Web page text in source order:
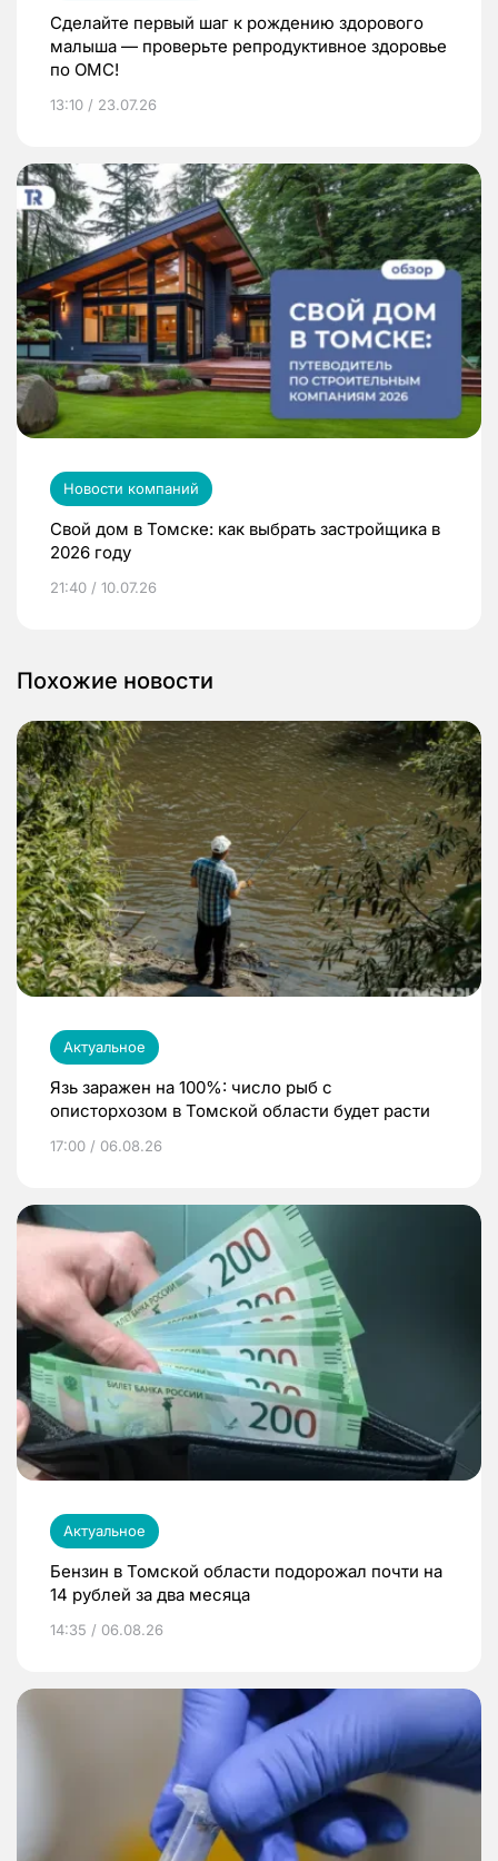
Сделайте первый шаг к рождению здорового
малыша — проверьте репродуктивное здоровье
по ОМС!
13:10 / 23.07.26
Новости компаний
Свой дом в Томске: как выбрать застройщика в
2026 году
21:40 / 10.07.26
Похожие новости
Актуальное
Язь заражен на 100%: число рыб с
описторхозом в Томской области будет расти
17:00 / 06.08.26
Актуальное
Бензин в Томской области подорожал почти на
14 рублей за два месяца
14:35 / 06.08.26